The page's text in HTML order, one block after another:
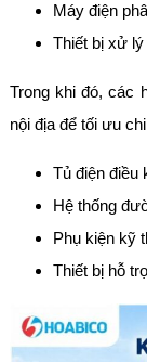
Máy điện
Thiết bị xử
Trong khi đó, các
nội địa để tối ưu
Tủ điện điều
Hệ thống
Phụ kiện kỹ
Thiết bị hỗ